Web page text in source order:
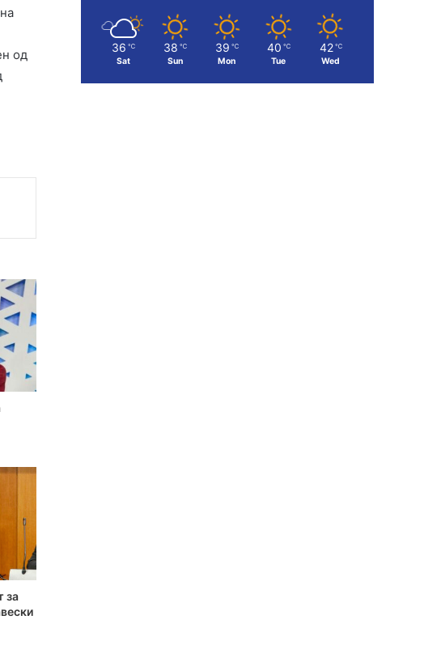
од
за
36 ℃
Sat
38 ℃
Sun
39 ℃
Mon
40 ℃
Tue
42 ℃
Wed